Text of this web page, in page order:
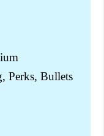
Perks, Bullets